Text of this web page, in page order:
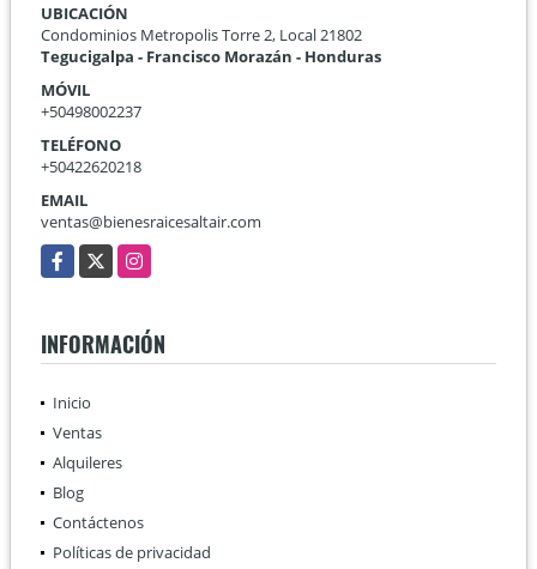
UBICACIÓN
Condominios Metropolis Torre 2, Local 21802
Tegucigalpa - Francisco Morazán - Honduras
MÓVIL
+50498002237
TELÉFONO
+50422620218
EMAIL
ventas@bienesraicesaltair.com
Facebook
X Instagram
INFORMACIÓN
Inicio
Ventas
Alquileres
Blog
Contáctenos
Políticas de privacidad